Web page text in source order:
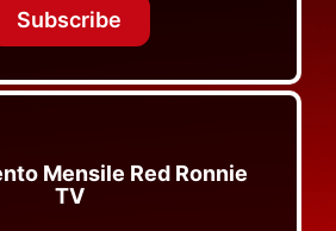
da nessuna altra parte
Subscribe
Mensile Red Ronnie
TV